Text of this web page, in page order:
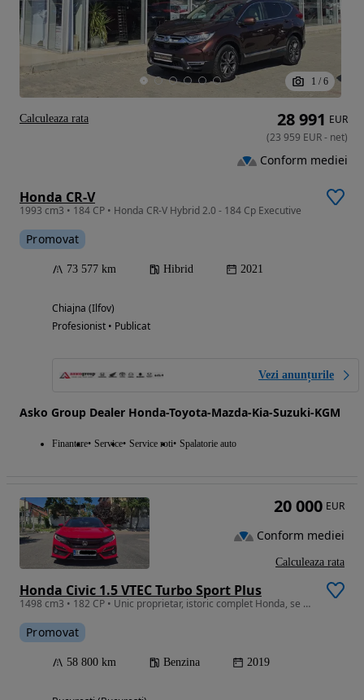
1 / 6
Honda CR-V
1993 cm3 • 184 CP • Honda CR-V Hybrid 2.0 - 184 Cp Executive
Promovat
73 577 km Hibrid 2021
Chiajna (Ilfov)
Profesionist • Publicat
Vezi anunțurile
Asko Group Dealer Honda-Toyota-Mazda-Kia-Suzuki-KGM
Finantare Service Service roti Spalatorie auto
28 991 EUR
(23 959 EUR- net)
Conform mediei
Calculeaza rata
Honda Civic 1.5 VTEC Turbo Sport Plus
1498 cm3 • 182 CP • Unic proprietar, istoric complet Honda, se emite factura fiscala
Promovat
58 800 km Benzina 2019
20 000 EUR
Conform mediei
Calculeaza rata